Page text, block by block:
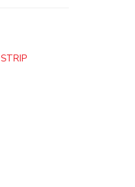
STRIP